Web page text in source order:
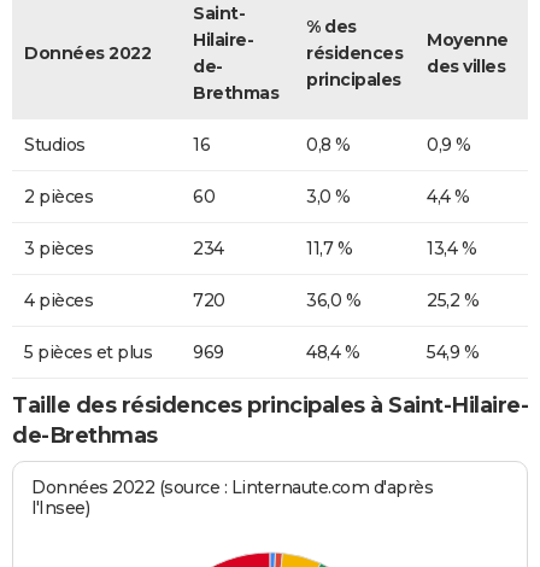
Données 2022
Saint-
Hilaire-
de-
Brethmas
% des
résidences
principales
Moyenne
des villes
Studios 16 0,8 % 0,9 %
2 pièces 60 3,0 % 4,4 %
3 pièces 234 11,7 % 13,4 %
4 pièces 720 36,0 % 25,2 %
5 pièces et plus 969 48,4 % 54,9 %
Taille des résidences principales à Saint-Hilaire-
de-Brethmas
Données 2022 (source : Linternaute.com d'après
l'Insee)